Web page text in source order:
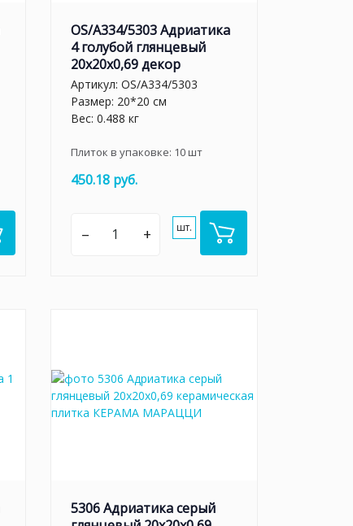
OS/A334/5303 Адриатика
4 голубой глянцевый
20x20x0,69 декор
Артикул: OS/A334/5303
Размер: 20*20 см
Вес: 0.488 кг
Плиток в упаковке: 10шт
450.18 руб.
– + шт.
5306 Адриатика серый